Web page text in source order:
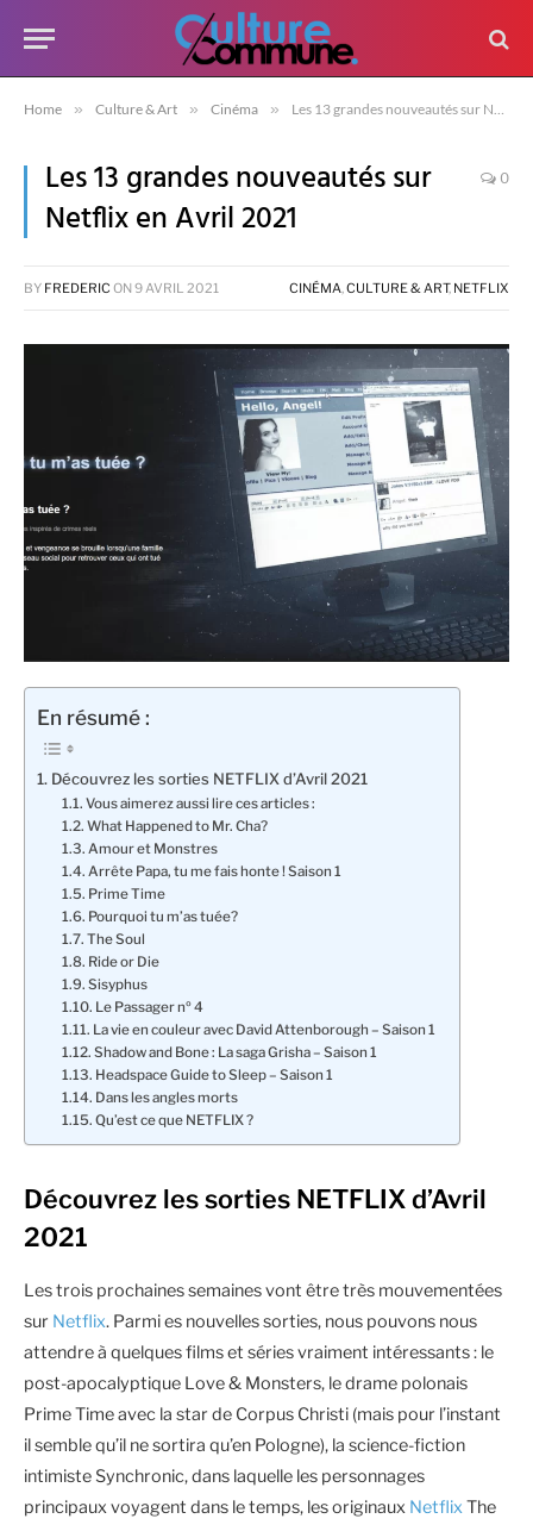
Home » Culture & Art » Cinéma » Les 13 grandes nouveautés sur Netflix en Avril 2021
Les 13 grandes nouveautés sur
Netflix en Avril 2021
0
BY FREDERIC ON 9 AVRIL 2021 CINÉMA,CULTURE & ART, NETFLIX
En résumé :
Découvrez les sorties NETFLIX d’Avril 2021
Vous aimerez aussi lire ces articles :
What Happened to Mr. Cha?
Amour et Monstres
Arrête Papa, tu me fais honte ! Saison 1
Prime Time
Pourquoi tu m’as tuée?
The Soul
Ride or Die
Sisyphus
Le Passager nº 4
La vie en couleur avec David Attenborough – Saison 1
Shadow and Bone : La saga Grisha – Saison 1
Headspace Guide to Sleep – Saison 1
Dans les angles morts
Qu’est ce que NETFLIX ?
Découvrez les sorties NETFLIX d’Avril
2021
Les trois prochaines semaines vont être très mouvementées
sur Netflix. Parmi es nouvelles sorties, nous pouvons nous
attendre à quelques films et séries vraiment intéressants : le
post-apocalyptique Love & Monsters, le drame polonais
Prime Time avec la star de Corpus Christi (mais pour l’instant
il semble qu’il ne sortira qu’en Pologne), la science-fiction
intimiste Synchronic, dans laquelle les personnages
principaux voyagent dans le temps, les originaux NetflixThe